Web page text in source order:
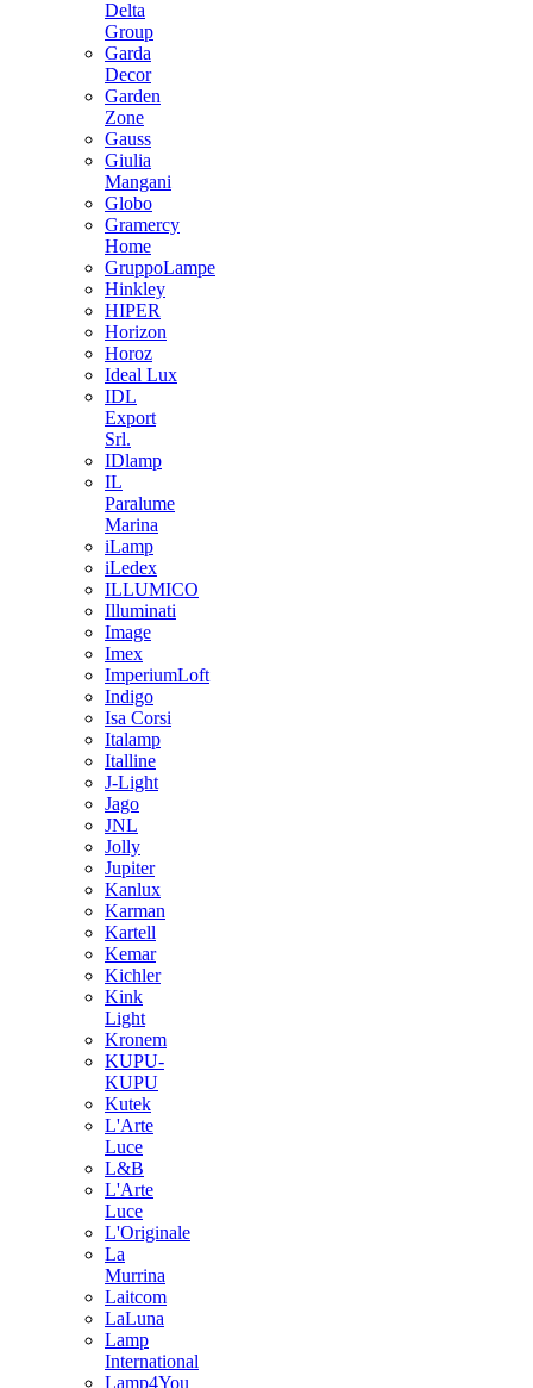
Delta
Group
Garda
Decor
Garden
Zone
Gauss
Giulia
Mangani
Globo
Gramercy
Home
GruppoLampe
Hinkley
HIPER
Horizon
Horoz
Ideal Lux
IDL
Export
Srl.
IDlamp
IL
Paralume
Marina
iLamp
iLedex
ILLUMICO
Illuminati
Image
Imex
ImperiumLoft
Indigo
Isa Corsi
Italamp
Italline
J-Light
Jago
JNL
Jolly
Jupiter
Kanlux
Karman
Kartell
Kemar
Kichler
Kink
Light
Kronem
KUPU-
KUPU
Kutek
L'Arte
Luce
L&B
L'Arte
Luce
L'Originale
La
Murrina
Laitcom
LaLuna
Lamp
International
Lamp4You